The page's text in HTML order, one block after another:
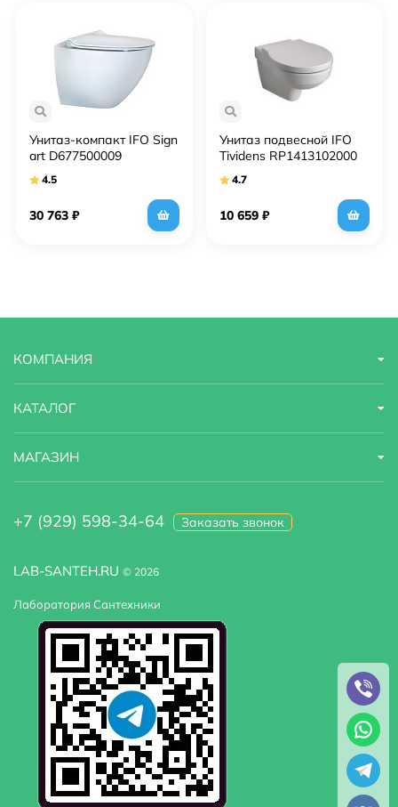
Унитаз-компакт IFO Sign
art D677500009
4.5
30 763 ₽
Унитаз подвесной IFO
Tividens RP1413102000
4.7
10 659 ₽
LAB-SANTEH.RU © 2026
Лаборатория Сантехники
КОМПАНИЯ
КАТАЛОГ
МАГАЗИН
+7 (929) 598-34-64 Заказать звонок